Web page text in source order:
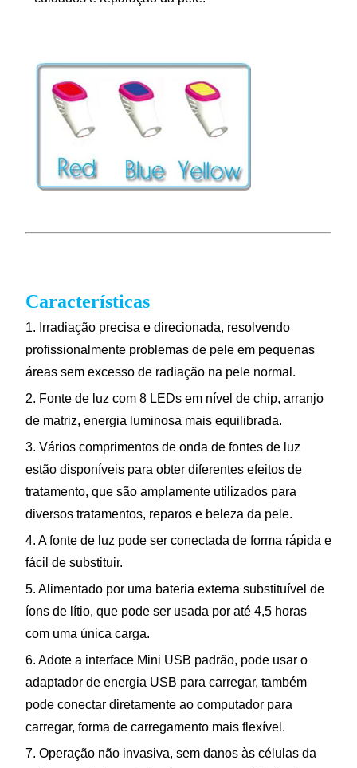
Características
1. Irradiação precisa e direcionada, resolvendo
profissionalmente problemas de pele em pequenas
áreas sem excesso de radiação na pele normal.
2. Fonte de luz com 8 LEDs em nível de chip, arranjo
de matriz, energia luminosa mais equilibrada.
3. Vários comprimentos de onda de fontes de luz
estão disponíveis para obter diferentes efeitos de
tratamento, que são amplamente utilizados para
diversos tratamentos, reparos e beleza da pele.
4. A fonte de luz pode ser conectada de forma rápida e
fácil de substituir.
5. Alimentado por uma bateria externa substituível de
íons de lítio, que pode ser usada por até 4,5 horas
com uma única carga.
6. Adote a interface Mini USB padrão, pode usar o
adaptador de energia USB para carregar, também
pode conectar diretamente ao computador para
carregar, forma de carregamento mais flexível.
7. Operação não invasiva, sem danos às células da